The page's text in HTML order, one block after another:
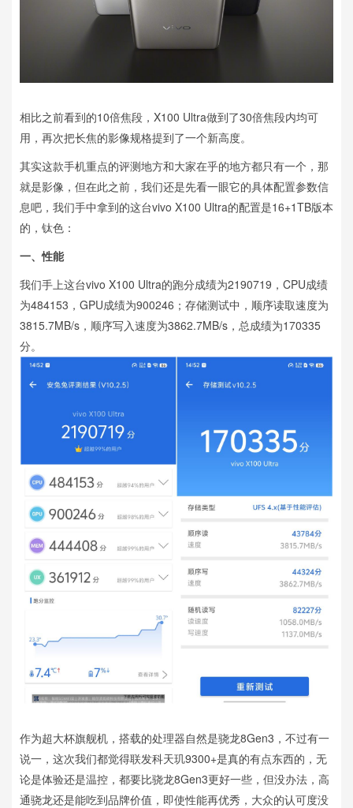
相比之前看到的10倍焦段，X100 Ultra做到了30倍焦段内均可
用，再次把长焦的影像规格提到了一个新高度。
其实这款手机重点的评测地方和大家在乎的地方都只有一个，那
就是影像，但在此之前，我们还是先看一眼它的具体配置参数信
息吧，我们手中拿到的这台vivo X100 Ultra的配置是16+1TB版本
的，钛色：
一、性能
我们手上这台vivo X100 Ultra的跑分成绩为2190719，CPU成绩
为484153，GPU成绩为900246；存储测试中，顺序读取速度为
3815.7MB/s，顺序写入速度为3862.7MB/s，总成绩为170335
分。
作为超大杯旗舰机，搭载的处理器自然是骁龙8Gen3，不过有一
说一，这次我们都觉得联发科天玑9300+是真的有点东西的，无
论是体验还是温控，都要比骁龙8Gen3更好一些，但没办法，高
通骁龙还是能吃到品牌价值，即使性能再优秀，大众的认可度没